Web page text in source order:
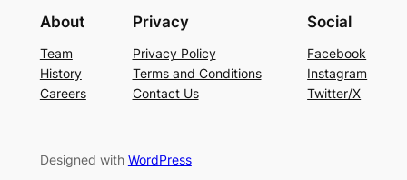
About
Team
History
Careers
Privacy
Privacy Policy
Terms and Conditions
Contact Us
Social
Facebook
Instagram
Twitter/X
Designed with WordPress